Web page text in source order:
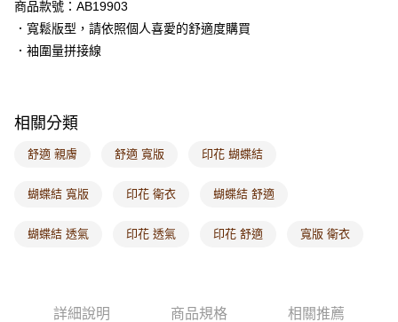
付款後7-11取貨
每筆NT$60，滿NT$1,000(含以上)免運費
付款後門市自取
每筆NT$60，滿NT$1,000(含以上)免運費
商品款號：AB19903
．寬鬆版型，請依照個人喜愛的舒適度購買
．袖圍量拼接線
相關分類
舒適 親膚 舒適 寬版 印花 蝴蝶結
蝴蝶結 寬版 印花 衛衣 蝴蝶結 舒適
蝴蝶結 透氣 印花 透氣 印花 舒適 寬版 衛衣
詳細說明 商品規格 相關推薦